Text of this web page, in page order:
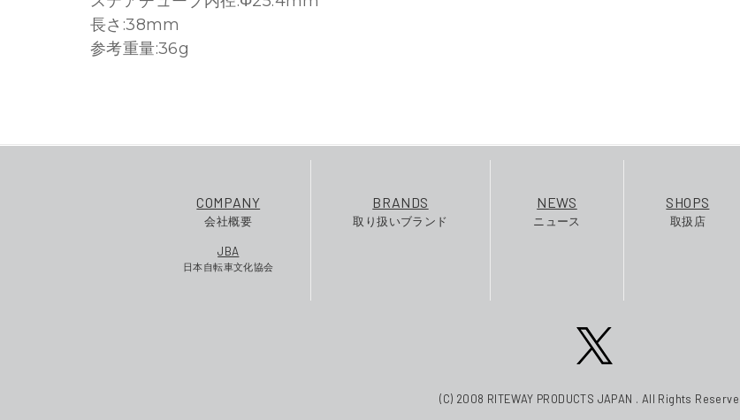
長さ:38mm
参考重量:36g
COMPANY
会社概要
JBA
日本自転車文化協会
BRANDS
取り扱いブランド
NEWS
ニュース
SHOPS
取扱店
(C) 2008 RITEWAY PRODUCTS JAPAN . All Rights